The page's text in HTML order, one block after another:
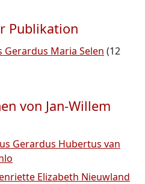
Publikation
Gerardus Maria Selen (12
von Jan-Willem
Gerardus Hubertus van
Elizabeth Nieuwland